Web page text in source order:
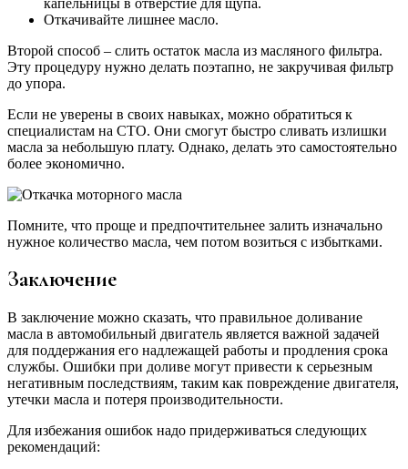
Откачивайте лишнее масло.
Второй способ – слить остаток масла из масляного фильтра.
Эту процедуру нужно делать поэтапно, не закручивая фильтр
до упора.
Если не уверены в своих навыках, можно обратиться к
специалистам на СТО. Они смогут быстро сливать излишки
масла за небольшую плату. Однако, делать это самостоятельно
более экономично.
Помните, что проще и предпочтительнее залить изначально
нужное количество масла, чем потом возиться с избытками.
Заключение
В заключение можно сказать, что правильное доливание
масла в автомобильный двигатель является важной задачей
для поддержания его надлежащей работы и продления срока
службы. Ошибки при доливе могут привести к серьезным
негативным последствиям, таким как повреждение двигателя,
утечки масла и потеря производительности.
Для избежания ошибок надо придерживаться следующих
рекомендаций: